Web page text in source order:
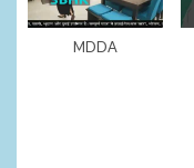
MDDA